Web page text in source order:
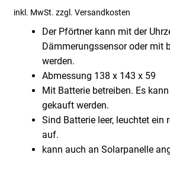
inkl. MwSt. zzgl. Versandkosten
Der Pförtner kann mit der
Dämmerungssensor oder mit
werden.
Abmessung 138 x 143 x 59
Mit Batterie betreiben. Es
gekauft werden.
Sind Batterie leer, leuchtet ein
auf.
kann auch an Solarpanelle